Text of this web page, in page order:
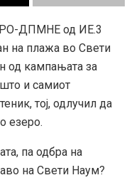
ДПМНЕ од ИЕ.3
на плажа во Свети
од кампањата за
и самиот
тој, одлучил да
езеро.
па одбра на
на Свети Наум?